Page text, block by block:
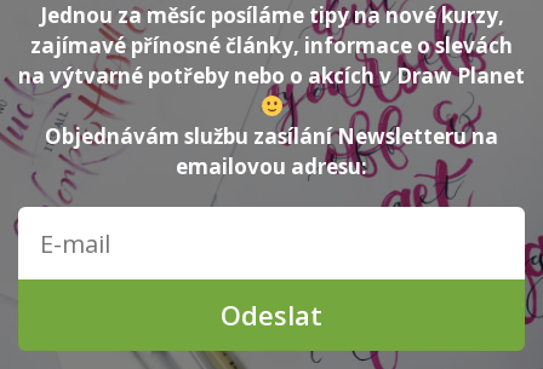
Jednou za měsíc posíláme tipy na nové kurzy,
zajímavé přínosné články, informace o slevách
na výtvarné potřeby nebo o akcích v Draw Planet
Objednávám službu zasílání Newsletteru na
emailovou adresu:
Odeslat